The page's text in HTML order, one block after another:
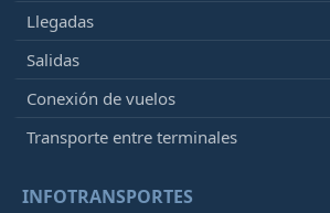
Llegadas
Salidas
Conexión de vuelos
Transporte entre terminales
INFOTRANSPORTES